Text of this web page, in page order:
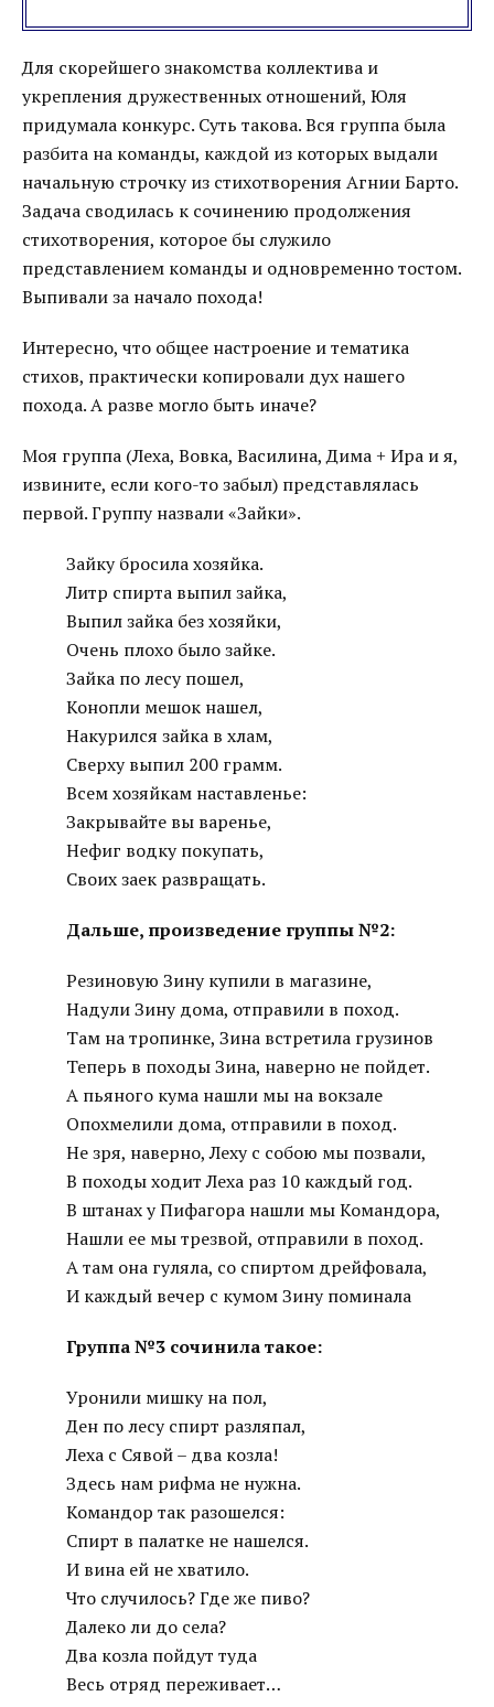
Для скорейшего знакомства коллектива и
укрепления дружественных отношений, Юля
придумала конкурс. Суть такова. Вся группа была
разбита на команды, каждой из которых выдали
начальную строчку из стихотворения Агнии Барто.
Задача сводилась к сочинению продолжения
стихотворения, которое бы служило
представлением команды и одновременно тостом.
Выпивали за начало похода!
Интересно, что общее настроение и тематика
стихов, практически копировали дух нашего
похода. А разве могло быть иначе?
Моя группа (Леха, Вовка, Василина, Дима + Ира и я,
извините, если кого-то забыл) представлялась
первой. Группу назвали «Зайки».
Зайку бросила хозяйка.
Литр спирта выпил зайка,
Выпил зайка без хозяйки,
Очень плохо было зайке.
Зайка по лесу пошел,
Конопли мешок нашел,
Накурился зайка в хлам,
Сверху выпил 200 грамм.
Всем хозяйкам наставленье:
Закрывайте вы варенье,
Нефиг водку покупать,
Своих заек развращать.
Дальше, произведение группы №2:
Резиновую Зину купили в магазине,
Надули Зину дома, отправили в поход.
Там на тропинке, Зина встретила грузинов
Теперь в походы Зина, наверно не пойдет.
А пьяного кума нашли мы на вокзале
Опохмелили дома, отправили в поход.
Не зря, наверно, Леху с собою мы позвали,
В походы ходит Леха раз 10 каждый год.
В штанах у Пифагора нашли мы Командора,
Нашли ее мы трезвой, отправили в поход.
А там она гуляла, со спиртом дрейфовала,
И каждый вечер с кумом Зину поминала
Группа №3 сочинила такое:
Уронили мишку на пол,
Ден по лесу спирт разляпал,
Леха с Сявой – два козла!
Здесь нам рифма не нужна.
Командор так разошелся:
Спирт в палатке не нашелся.
И вина ей не хватило.
Что случилось? Где же пиво?
Далеко ли до села?
Два козла пойдут туда
Весь отряд переживает…